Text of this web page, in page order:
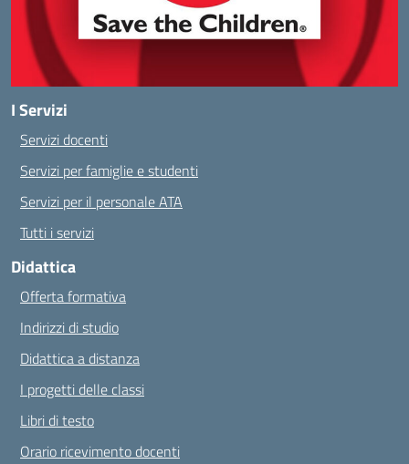
I Servizi
Servizi docenti
Servizi per famiglie e studenti
Servizi per il personale ATA
Tutti i servizi
Didattica
Offerta formativa
Indirizzi di studio
Didattica a distanza
I progetti delle classi
Libri di testo
Orario ricevimento docenti